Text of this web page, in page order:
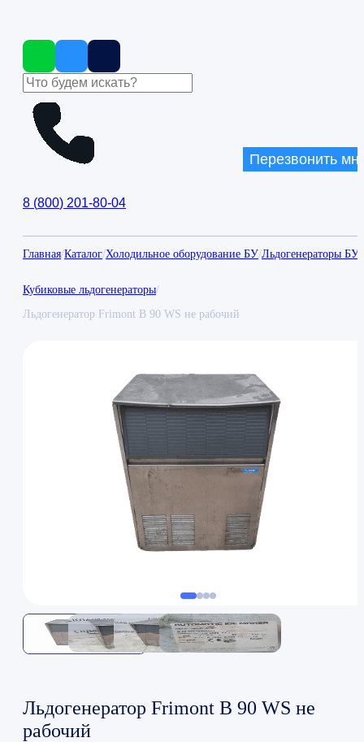
8 (800) 201-80-04
Перезвонить
Главная/Каталог/Холодильное оборудование БУ/Льдогенераторы БУ
Кубиковые льдогенераторы/
Льдогенератор Frimont B 90 WS не рабочий
Льдогенератор Frimont B 90 WS не
рабочий